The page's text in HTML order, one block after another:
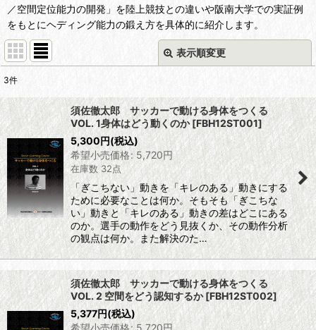
／空間定位能力の開発」を陸上競技との違いや阪南大学での実証例
をもとにヘディング能力の鍛え方を具体的に紹介します。
表示順変更
並び順:
絞り込む
3件
須佐徹太郎 サッカーで動ける身体をつくる
VOL. 1身体はどう動くのか[FBH12ST001]
5,300円(税込)
希望小売価格: 5,720円
在庫数 32点
「ぎこちない」動きを「キレのある」動きにする
ために必要なことは何か。そもそも「ぎこちな
い」動きと「キレのある」動きの差はどこにある
のか。選手の動作をどう見抜くか、その動作分析
の観点は何か。また解決のた…
須佐徹太郎 サッカーで動ける身体をつくる
VOL. 2 空間をどう認知するか[FBH12ST002]
5,377円(税込)
希望小売価格: 5,720円